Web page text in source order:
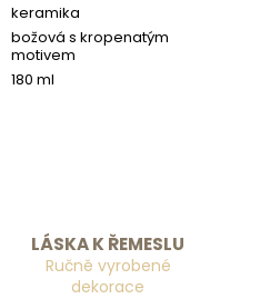
keramika
božová s kropenatým
motivem
180 ml
LÁSKA K ŘEMESLU
Ručně vyrobené
dekorace